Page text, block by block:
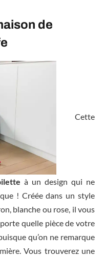
de
Cette
à un design qui ne
! Créée dans un style
blanche ou rose, il vous
quelle pièce de votre
qu’on ne remarque
Vous trouverez une